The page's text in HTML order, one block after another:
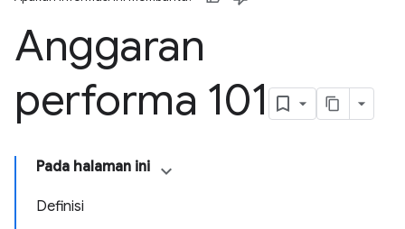
Anggaran
performa 101
Pada halaman ini
Definisi